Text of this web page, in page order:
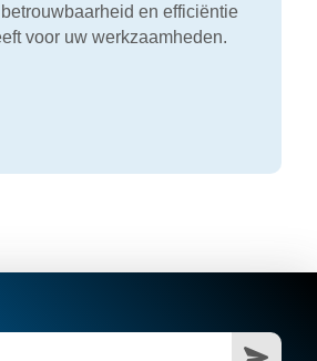
en efficiëntie
voor uw werkzaamheden.